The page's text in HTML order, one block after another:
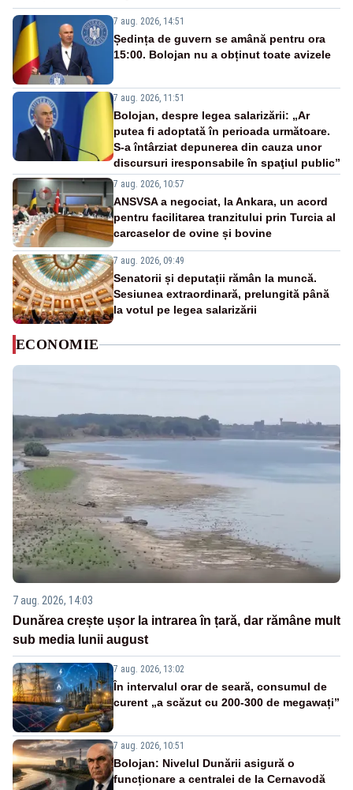
7 aug. 2026, 14:51
Ședința de guvern se amână pentru ora
15:00. Bolojan nu a obținut toate avizele
7 aug. 2026, 11:51
Bolojan, despre legea salarizării: „Ar
putea fi adoptată în perioada următoare.
S-a întârziat depunerea din cauza unor
discursuri iresponsabile în spaţiul public”
7 aug. 2026, 10:57
ANSVSA a negociat, la Ankara, un acord
pentru facilitarea tranzitului prin Turcia al
carcaselor de ovine și bovine
7 aug. 2026, 09:49
Senatorii și deputații rămân la muncă.
Sesiunea extraordinară, prelungită până
la votul pe legea salarizării
ECONOMIE
7 aug. 2026, 14:03
Dunărea crește ușor la intrarea în țară, dar rămâne mult
sub media lunii august
7 aug. 2026, 13:02
În intervalul orar de seară, consumul de
curent „a scăzut cu 200-300 de megawați”
7 aug. 2026, 10:51
Bolojan: Nivelul Dunării asigură o
funcționare a centralei de la Cernavodă